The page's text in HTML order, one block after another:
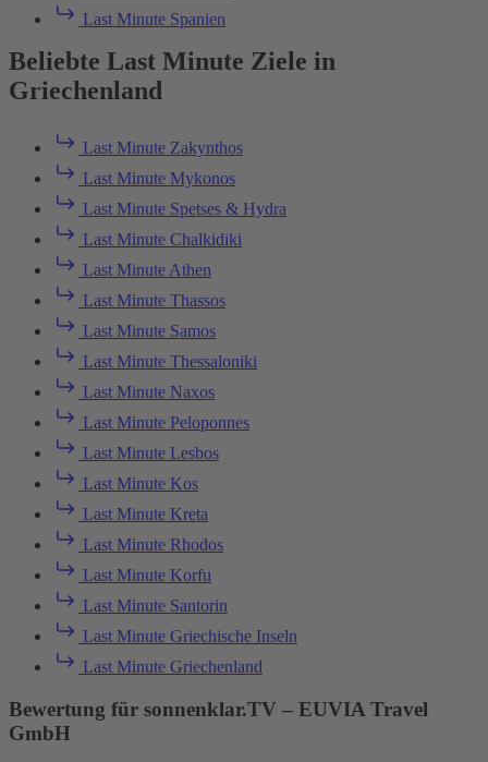
Last Minute Spanien
Beliebte Last Minute Ziele in
Griechenland
Last Minute Zakynthos
Last Minute Mykonos
Last Minute Spetses & Hydra
Last Minute Chalkidiki
Last Minute Athen
Last Minute Thassos
Last Minute Samos
Last Minute Thessaloniki
Last Minute Naxos
Last Minute Peloponnes
Last Minute Lesbos
Last Minute Kos
Last Minute Kreta
Last Minute Rhodos
Last Minute Korfu
Last Minute Santorin
Last Minute Griechische Inseln
Last Minute Griechenland
Bewertung für sonnenklar.TV – EUVIA Travel
GmbH